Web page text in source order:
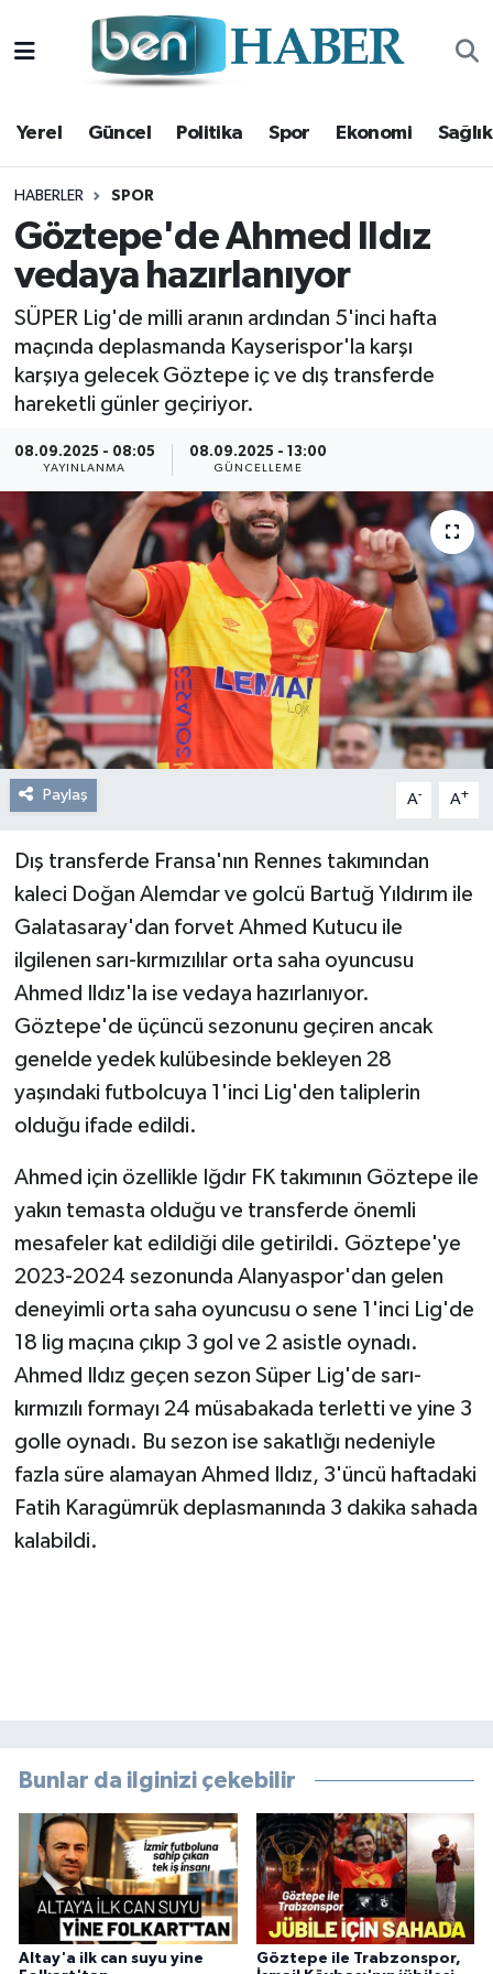
Yerel Güncel Politika Spor Ekonomi Sağlık
HABERLER SPOR
Göztepe'de Ahmed Ildız
vedaya hazırlanıyor
SÜPER Lig'de milli aranın ardından 5'inci hafta
maçında deplasmanda Kayserispor'la karşı
karşıya gelecek Göztepe iç ve dış transferde
hareketli günler geçiriyor.
08.09.2025 - 08:05
YAYINLANMA
08.09.2025 - 13:00
GÜNCELLEME
Paylaş A- A+
Dış transferde Fransa'nın Rennes takımından
kaleci Doğan Alemdar ve golcü Bartuğ Yıldırım ile
Galatasaray'dan forvet Ahmed Kutucu ile
ilgilenen sarı-kırmızılılar orta saha oyuncusu
Ahmed Ildız'la ise vedaya hazırlanıyor.
Göztepe'de üçüncü sezonunu geçiren ancak
genelde yedek kulübesinde bekleyen 28
yaşındaki futbolcuya 1'inci Lig'den taliplerin
olduğu ifade edildi.
Ahmed için özellikle Iğdır FK takımının Göztepe ile
yakın temasta olduğu ve transferde önemli
mesafeler kat edildiği dile getirildi. Göztepe'ye
2023-2024 sezonunda Alanyaspor'dan gelen
deneyimli orta saha oyuncusu o sene 1'inci Lig'de
18 lig maçına çıkıp 3 gol ve 2 asistle oynadı.
Ahmed Ildız geçen sezon Süper Lig'de sarı-
kırmızılı formayı 24 müsabakada terletti ve yine 3
golle oynadı. Bu sezon ise sakatlığı nedeniyle
fazla süre alamayan Ahmed Ildız, 3'üncü haftadaki
Fatih Karagümrük deplasmanında 3 dakika sahada
kalabildi.
Bunlar da ilginizi çekebilir
Altay'a ilk can suyu yine
Göztepe ile Trabzonspor,
Yerel
Güncel
Politika
Spor
Ekonomi
Sağlık
Magazin
Kültür Sanat
Resmi Reklam
Röportajlar
Hava Durumu
Trafik Durumu
Süper Lig Puan Durumu ve Fikstür
Tüm Manşetler
Son Dakika Haberleri
Haber Arşivi